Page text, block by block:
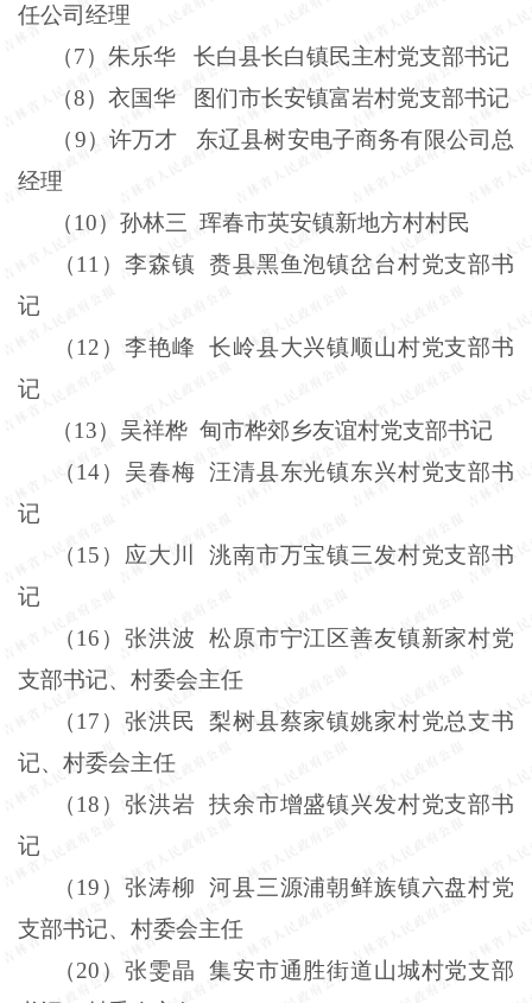
任公司经理
（7）朱乐华
长白县长白镇民主村党支部书记
（8）衣国华
图们市长安镇富岩村党支部书记
（9）许万才
东辽县树安电子商务有限公司总
经理
（10）孙林三 珲春市英安镇新地方村村民
（11 ）李森镇
赉县黑鱼泡镇岔台村党支部书
记
（12 ）李艳峰
长岭县大兴镇顺山村党支部书
记
（13）吴祥桦 甸市桦郊乡友谊村党支部书记
（14）吴春梅 汪清县东光镇东兴村党支部书
记
（15 ）应大川
洮南市万宝镇三发村党支部书
记
（16 ）张洪波
松原市宁江区善友镇新家村党
支部书记、村委会主任
（17 ）张洪民
梨树县蔡家镇姚家村党总支书
记、村委会主任
（18 ）张洪岩 扶余市增盛镇兴发村党支部书
记
（19 ）张涛柳
河县三源浦朝鲜族镇六盘村党
支部书记、村委会主任
（20 ）张雯晶
集安市通胜街道山城村党支部